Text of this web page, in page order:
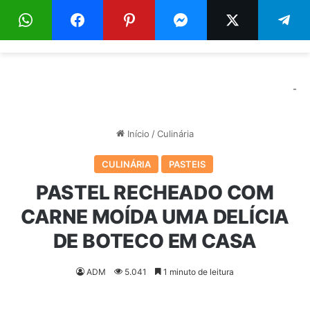
Menu
-
Início /Culinária
CULINÁRIA PASTEIS
PASTEL RECHEADO COM
CARNE MOÍDA UMA DELÍCIA
DE BOTECO EM CASA
ADM 5.041 1 minuto de leitura